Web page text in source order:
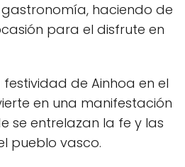
haciendo de
para el disfrute en
festividad de Ainhoa en el
en una manifestación
se entrelazan la fe y las
pueblo vasco.